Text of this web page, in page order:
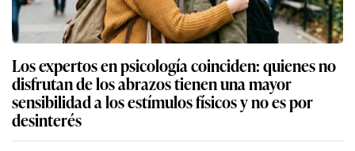
Los expertos en psicología coinciden: quienes no
disfrutan de los abrazos tienen una mayor
sensibilidad a los estímulos físicos y no es por
desinterés